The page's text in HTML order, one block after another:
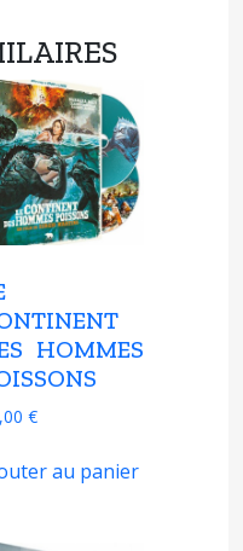
HOMMES
€
au panier